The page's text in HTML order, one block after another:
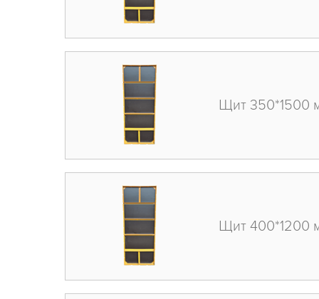
Щит 350*1500
Щит 400*1200